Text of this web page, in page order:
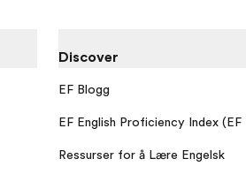
Discover
EF Blogg
EF English Proficiency Index (EF
Ressurser for å Lære Engelsk